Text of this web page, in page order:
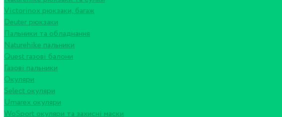
Victorinox рюкзаки, багаж
Deuter рюкзаки
Пальники та обладнання
Naturehike пальники
Quest газові балони
Газові пальники
Окуляри
Select окуляри
Umarex окуляри
WoSport окуляри та захисні маски